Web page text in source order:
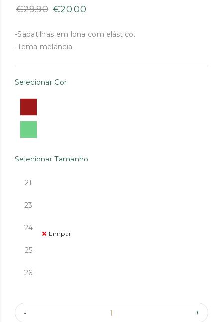
€29.90 O
original
era:
€20.00
atual
-Sapatilhas em lona com elástico.
-Tema melancia.
Selecionar Cor
Selecionar Tamanho
21
23
24
25
26
Limpar